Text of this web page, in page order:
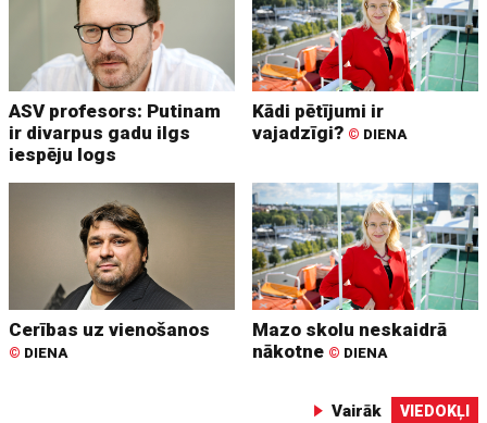
ASV profesors: Putinam
ir divarpus gadu ilgs
iespēju logs
Kādi pētījumi ir
vajadzīgi? © DIENA
Cerības uz vienošanos
© DIENA
Mazo skolu neskaidrā
nākotne © DIENA
Vairāk VIEDOKĻI